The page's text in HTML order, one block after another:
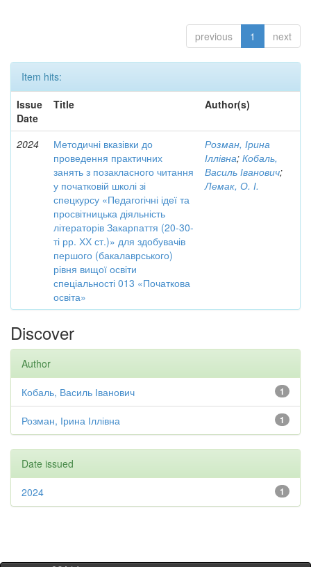
previous 1 next
Item hits:
Issue
Date
Title Author(s)
2024
Методичні вказівки до
проведення практичних
занять з позакласного читання
у початковій школі зі
спецкурсу «Педагогічні ідеї та
просвітницька діяльність
літераторів Закарпаття (20-30-
ті рр. ХХ ст.)» для здобувачів
першого (бакалаврського)
рівня вищої освіти
спеціальності 013 «Початкова
освіта»
Розман, Ірина
Іллівна; Кобаль,
Василь Іванович;
Лемак, О. І.
Discover
Author
1
Кобаль, Василь Іванович
1
Розман, Ірина Іллівна
Date issued
1
2024